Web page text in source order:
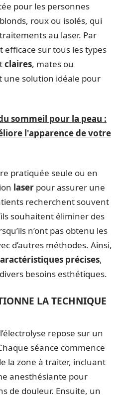
pour les personnes
roux ou isolés, qui
au laser. Par
efficace sur tous les types
claires, mates ou
une solution idéale pour
sommeil pour la peau :
l'apparence de votre
pratiquée seule ou en
laser pour assurer une
recherchent souvent
souhaitent éliminer des
n’ont pas obtenu les
d’autres méthodes. Ainsi,
précises,
besoins esthétiques.
LA TECHNIQUE
repose sur un
séance commence
la zone à traiter, incluant
anesthésiante pour
de douleur. Ensuite, un